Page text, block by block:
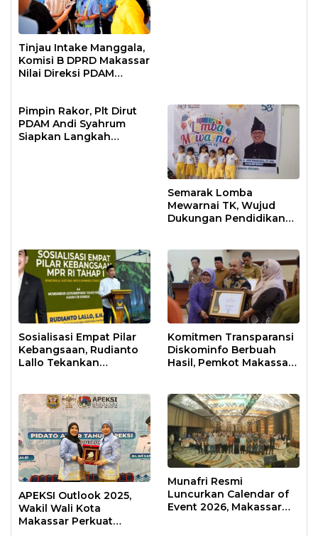
Tinjau Intake Manggala,
Komisi B DPRD Makassar
Nilai Direksi PDAM
Pimpin Rakor, Plt Dirut
PDAM Andi Syahrum
Siapkan Langkah
Semarak Lomba
Mewarnai TK, Wujud
Dukungan Pendidikan
Sosialisasi Empat Pilar
Kebangsaan, Rudianto
Lallo Tekankan
Komitmen Transparansi
Diskominfo Berbuah
Hasil, Pemkot Makassar
APEKSI Outlook 2025,
Wakil Wali Kota
Makassar Perkuat
Munafri Resmi
Luncurkan Calendar of
Event 2026, Makassar